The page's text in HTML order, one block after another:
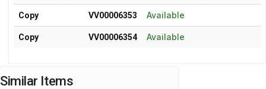
Copy VV00006353 Available
Copy VV00006354 Available
Similar Items